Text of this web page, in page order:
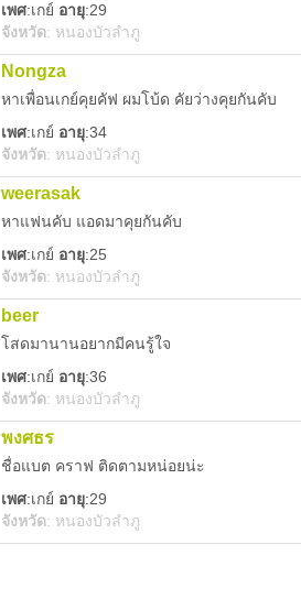
เพศ:เกย์ อายุ:29
จังหวัด: หนองบัวลำภู
Nongza
หาเพื่อนเกย์คุยคัฟ ผมโบ้ด คัยว่างคุยกันคับ
เพศ:เกย์ อายุ:34
จังหวัด: หนองบัวลำภู
weerasak
หาแฟนคับ แอดมาคุยกันคับ
เพศ:เกย์ อายุ:25
จังหวัด: หนองบัวลำภู
beer
โสดมานานอยากมีคนรู้ใจ
เพศ:เกย์ อายุ:36
จังหวัด: หนองบัวลำภู
พงศธร
ชื่อแบต คราฟ ติดตามหน่อยน่ะ
เพศ:เกย์ อายุ:29
จังหวัด: หนองบัวลำภู